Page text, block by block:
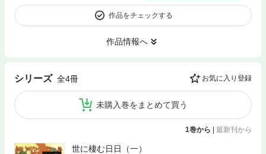
作品をチェックする
作品情報へ
シリーズ 全4冊 お気に入り登録
未購入巻をまとめて買う
1巻から | 最新刊から
世に棲む日日（一）